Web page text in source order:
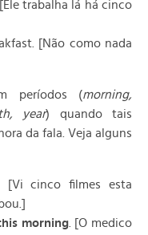
trabalha lá há cinco
[Não como nada
períodos (morning,
year) quando tais
da fala. Veja alguns
[Vi cinco filmes esta
morning. [O medico